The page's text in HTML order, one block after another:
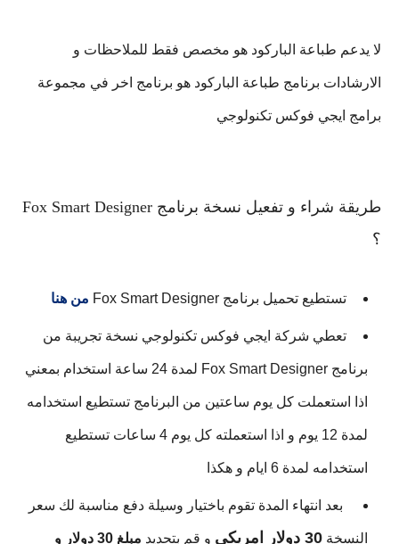
لا يدعم طباعة الباركود هو مخصص فقط للملاحظات و
الارشادات برنامج طباعة الباركود هو برنامج اخر في مجموعة
برامج ايجي فوكس تكنولوجي
طريقة شراء و تفعيل نسخة برنامج Fox Smart Designer
؟
تستطيع تحميل برنامج Fox Smart Designer من هنا
تعطي شركة ايجي فوكس تكنولوجي نسخة تجريبة من
برنامج Fox Smart Designer لمدة 24 ساعة استخدام بمعني
اذا استعملت كل يوم ساعتين من البرنامج تستطيع استخدامه
لمدة 12 يوم و اذا استعملته كل يوم 4 ساعات تستطيع
استخدامه لمدة 6 ايام و هكذا
بعد انتهاء المدة تقوم باختيار وسيلة دفع مناسبة لك سعر
النسخة 30 دولار امريكي و قم بتحديد مبلغ 30 دولار و